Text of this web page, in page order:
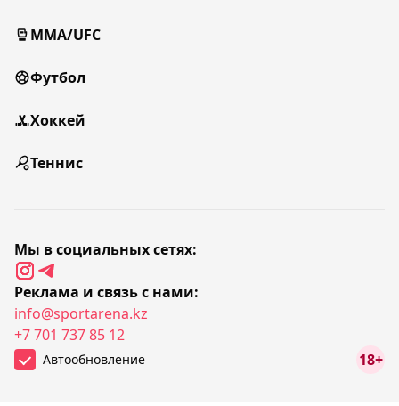
MMA/UFC
Футбол
Хоккей
Теннис
Мы в социальных сетях:
Реклама и связь с нами:
info@sportarena.kz
+7 701 737 85 12
Автообновление 18+